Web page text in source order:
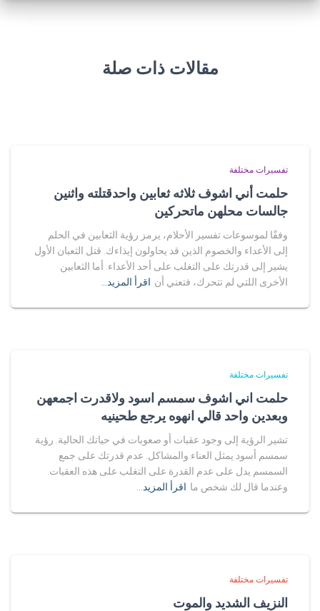
مقالات ذات صلة
تفسيرات مختلفة
حلمت أني اشوف ثلاثه ثعابين واحدقتلته واثنين
جالسات محلهن ماتحركين
وفقًا لموسوعات تفسير الأحلام، يرمز رؤية الثعابين في الحلم
إلى الأعداء والخصوم الذين قد يحاولون إيذاءك. قتل الثعبان الأول
يشير إلى قدرتك على التغلب على أحد الأعداء. أما الثعابين
الأخرى اللتي لم تتحرك، فتعني أن اقرأ المزيد…
تفسيرات مختلفة
حلمت اني اشوف سمسم اسود ولاقدرت اجمعهن
وبعدين واحد قالي انهوه يرجع طحينيه
تشير الرؤية إلى وجود عقبات أو صعوبات في حياتك الحالية. رؤية
سمسم أسود يمثل العناء والمشاكل. عدم قدرتك على جمع
السمسم يدل على عدم القدرة على التغلب على هذه العقبات.
وعندما قال لك شخص ما اقرأ المزيد…
تفسيرات مختلفة
النزيف الشديد والموت